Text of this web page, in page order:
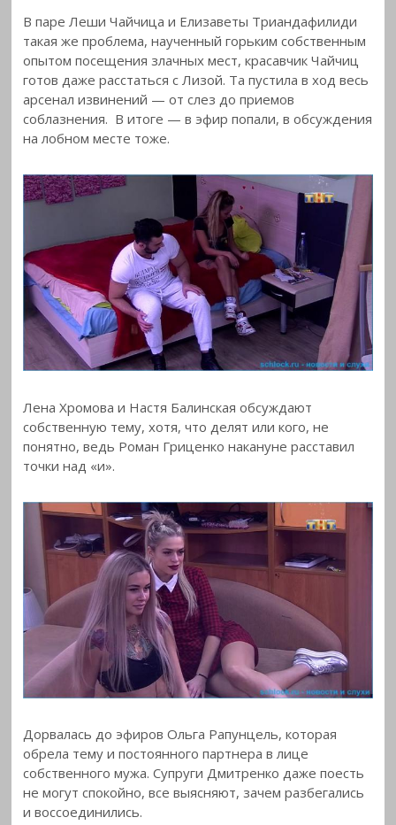
В паре Леши Чайчица и Елизаветы Триандафилиди
такая же проблема, наученный горьким собственным
опытом посещения злачных мест, красавчик Чайчиц
готов даже расстаться с Лизой. Та пустила в ход весь
арсенал извинений — от слез до приемов
соблазнения. В итоге — в эфир попали, в обсуждения
на лобном месте тоже.
Лена Хромова и Настя Балинская обсуждают
собственную тему, хотя, что делят или кого, не
понятно, ведь Роман Гриценко накануне расставил
точки над «и».
Дорвалась до эфиров Ольга Рапунцель, которая
обрела тему и постоянного партнера в лице
собственного мужа. Супруги Дмитренко даже поесть
не могут спокойно, все выясняют, зачем разбегались
и воссоединились.